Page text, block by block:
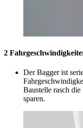
2
Der Bagger ist
Baustelle rasch
sparen.